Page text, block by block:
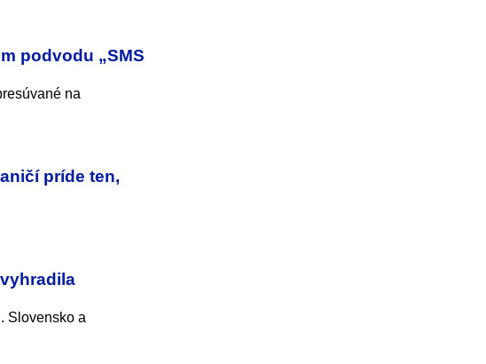
podvodu „SMS
na
príde ten,
Slovensko a